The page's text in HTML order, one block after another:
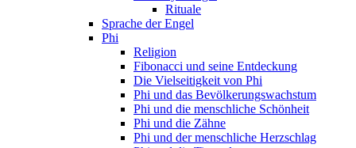
Rituale
Sprache der Engel
Phi
Religion
Fibonacci und seine Entdeckung
Die Vielseitigkeit von Phi
Phi und das Bevölkerungswachstum
Phi und die menschliche Schönheit
Phi und die Zähne
Phi und der menschliche Herzschlag